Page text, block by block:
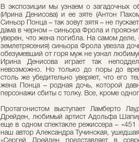
В экспозиции мы узнаем о загадочных
(Ирина Денисова) и ее зяте (Антон
Синьор Понца – так зовут зятя – не
дама в черном – синьора Фрола и
уверен, что жена погибла. На самом
землетрясения) синьора Фрола увезла
обезумевший от горя муж не узнал
Ирина Денисова играет так
невозможно. Но только до поры до
столь же убедительно уверяет, что его
жена Понца – родная дочь, которой
персонажи сбиты с толку. Все, кроме
Протагонистом выступает Ламберто
Дрейден, любимый артист Адольфа
еще в одном спектакле режиссера – «451
наш автор Александра Тучинская,